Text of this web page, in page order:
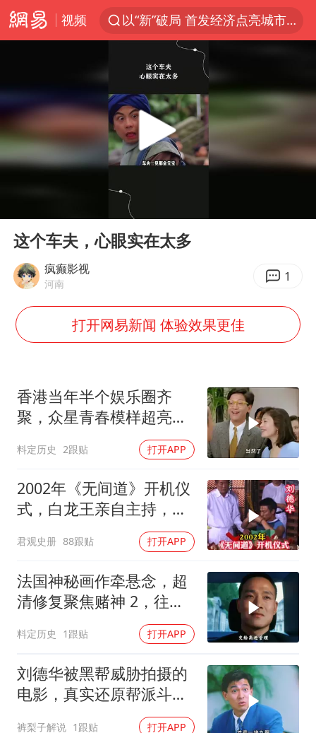
视频
以“新”破局 首发经济点亮城市消费活力
台风白海豚进入48小时警戒线
台风白海豚影响中国已成定局
U17国足1分钟轰2球
五粮液渠道价一箱上涨近百元
把党建设得更加坚强有力
宇树科技王兴兴身家有望超200亿元
中国养老床位“三连降”
贵州轮胎子公司获美国退税8136万
郑国霖回应去景区上班被保安拦下
奋进开新局 实干挑大梁
Play
这个车夫，心眼实在太多
疯癫影视
河南 1
打开网易新闻 体验效果更佳
香港当年半个娱乐圈齐
聚，众星青春模样超亮
眼，星爷现身瞬间惊艳
料定历史 2跟贴 打开APP
2002年《无间道》开机仪
式，白龙王亲自主持，预
君观史册 88跟贴 打开APP
法国神秘画作牵悬念，超
清修复聚焦赌神 2，往昔
料定历史 1跟贴 打开APP
刘德华被黑帮威胁拍摄的
电影，真实还原帮派斗
裤梨子解说 1跟贴 打开APP